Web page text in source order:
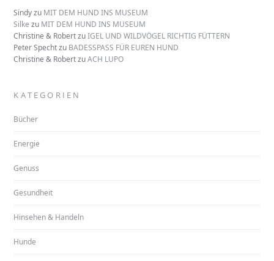
Sindyzu MIT DEM HUND INS MUSEUM
Silke zu MIT DEM HUND INS MUSEUM
Christine & RobertzuIGEL UND WILDVÖGEL RICHTIG FÜTTERN
Peter Spechtzu BADESSPASS FÜR EUREN HUND
Christine & RobertzuACH LUPO
KATEGORIEN
Bücher
Energie
Genuss
Gesundheit
Hinsehen & Handeln
Hunde